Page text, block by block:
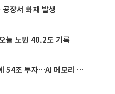
장서 화재 발생
늘 노원 40.2도 기록
SK하이닉스, 용인·청주에 54조 투자…AI 메모리 생산기지 키운다